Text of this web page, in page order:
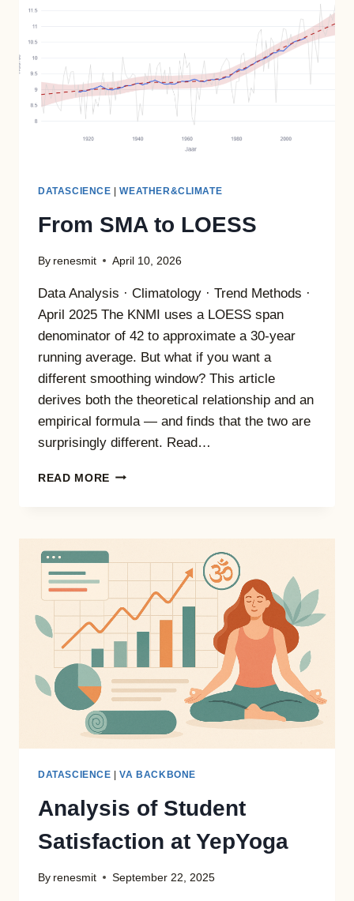
MECHANISMEN,
LAG-
EFFECTEN
EN
LIMIETEN
VAN
DATASCIENCE |WEATHER&CLIMATE
From SMA to LOESS
By renesmit April 10, 2026
Data Analysis · Climatology · Trend Methods ·
April 2025 The KNMI uses a LOESS span
denominator of 42 to approximate a 30-year
running average. But what if you want a
different smoothing window? This article
derives both the theoretical relationship and an
empirical formula — and finds that the two are
surprisingly different. Read…
READ MORE FROM
DATASCIENCE |VA BACKBONE
Analysis of Student
Satisfaction at YepYoga
By renesmit September 22, 2025